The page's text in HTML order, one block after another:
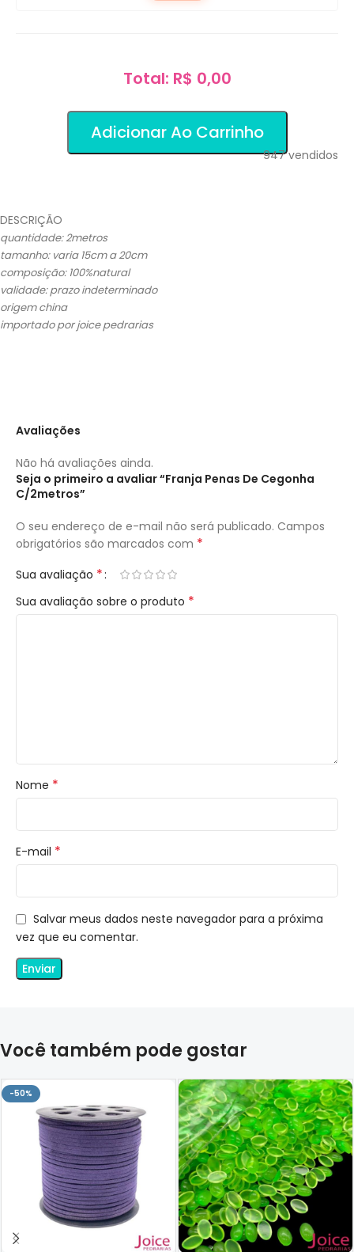
Total: R$ 0,00
Adicionar Ao Carrinho
947vendidos
DESCRIÇÃO
quantidade: 2metros
tamanho: varia 15cm a 20cm
composição: 100%natural
validade: prazo indeterminado
origem china
importado por joice pedrarias
Avaliações
Não há avaliações ainda.
Seja o primeiro a avaliar “Franja Penas De Cegonha
C/2metros”
O seu endereço de e-mail não será publicado. Campos
obrigatórios são marcados com *
Sua avaliação *
Sua avaliação sobre o produto *
Nome *
E-mail *
Salvar meus dados neste navegador para a próxima
vez que eu comentar.
Você também pode gostar
-50%